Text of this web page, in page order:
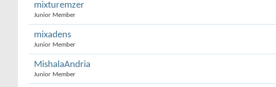
mixturemzer
Junior Member
mixadens
Junior Member
MishalaAndria
Junior Member